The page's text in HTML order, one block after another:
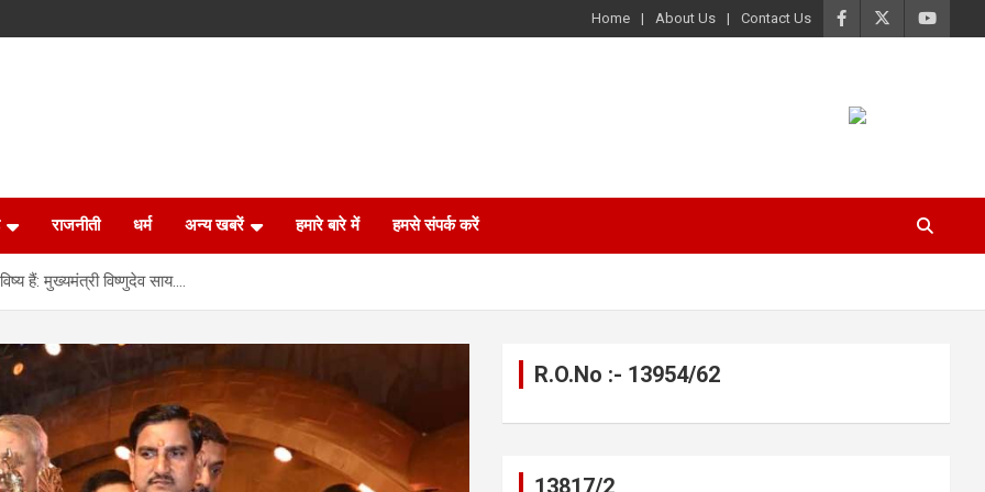
Home About Us Contact Us
राजनीती धर्म अन्य खबरें हमारे बारे में हमसे संपर्क करें
हैं: मुख्यमंत्री विष्णुदेव साय….
R.O.No :- 13954/62
13817/2